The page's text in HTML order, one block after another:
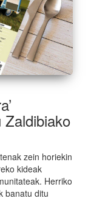
Zaldibiako
zein horiekin
kideak
Herriko
banatu ditu